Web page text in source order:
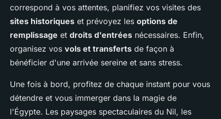
correspond à vos attentes, planifiez vos visites des
sites historiques et prévoyez les options de
remplissage et droits d'entrées nécessaires. Enfin,
organisez vos vols et transferts de façon à
bénéficier d'une arrivée sereine et sans stress.
Une fois à bord, profitez de chaque instant pour vous
détendre et vous immerger dans la magie de
l'Égypte. Les paysages spectaculaires du Nil, les